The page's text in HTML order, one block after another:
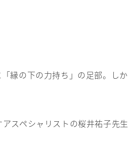
縁の下の力持ち」の足部。しか
スペシャリストの桜井祐子先生